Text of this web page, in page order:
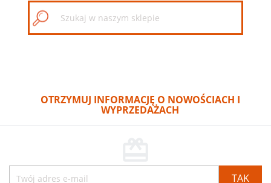
OTRZYMUJ INFORMACJĘ O NOWOŚCIACH I
WYPRZEDAŻACH